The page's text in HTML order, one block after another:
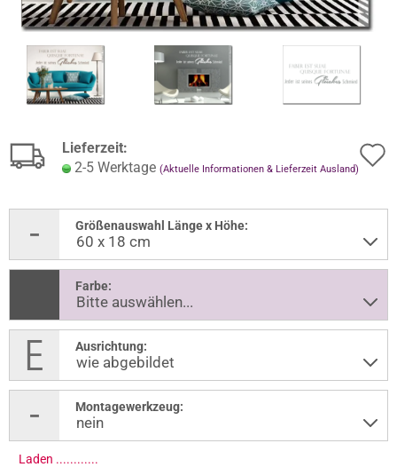
Lieferzeit:
2-5 Werktage (Aktuelle Informationen & Lieferzeit Ausland)
Größenauswahl Länge x Höhe:
Farbe:
Ausrichtung:
Montagewerkzeug:
Laden .............